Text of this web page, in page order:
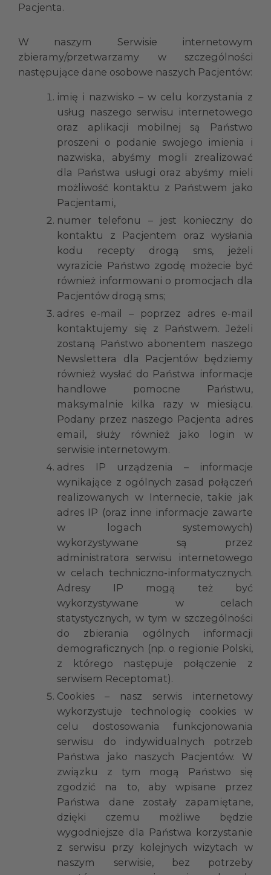
Pacjenta.
W naszym Serwisie internetowym
zbieramy/przetwarzamy w szczególności
następujące dane osobowe naszych Pacjentów:
imię i nazwisko – w celu korzystania z
usług naszego serwisu internetowego
oraz aplikacji mobilnej są Państwo
proszeni o podanie swojego imienia i
nazwiska, abyśmy mogli zrealizować
dla Państwa usługi oraz abyśmy mieli
możliwość kontaktu z Państwem jako
Pacjentami,
numer telefonu – jest konieczny do
kontaktu z Pacjentem oraz wysłania
kodu recepty drogą sms, jeżeli
wyrazicie Państwo zgodę możecie być
również informowani o promocjach dla
Pacjentów drogą sms;
adres e-mail – poprzez adres e-mail
kontaktujemy się z Państwem. Jeżeli
zostaną Państwo abonentem naszego
Newslettera dla Pacjentów będziemy
również wysłać do Państwa informacje
handlowe pomocne Państwu,
maksymalnie kilka razy w miesiącu.
Podany przez naszego Pacjenta adres
email, służy również jako login w
serwisie internetowym.
adres IP urządzenia – informacje
wynikające z ogólnych zasad połączeń
realizowanych w Internecie, takie jak
adres IP (oraz inne informacje zawarte
w logach systemowych)
wykorzystywane są przez
administratora serwisu internetowego
w celach techniczno-informatycznych.
Adresy IP mogą też być
wykorzystywane w celach
statystycznych, w tym w szczególności
do zbierania ogólnych informacji
demograficznych (np. o regionie Polski,
z którego następuje połączenie z
serwisem Receptomat).
Cookies – nasz serwis internetowy
wykorzystuje technologię cookies w
celu dostosowania funkcjonowania
serwisu do indywidualnych potrzeb
Państwa jako naszych Pacjentów. W
związku z tym mogą Państwo się
zgodzić na to, aby wpisane przez
Państwa dane zostały zapamiętane,
dzięki czemu możliwe będzie
wygodniejsze dla Państwa korzystanie
z serwisu przy kolejnych wizytach w
naszym serwisie, bez potrzeby